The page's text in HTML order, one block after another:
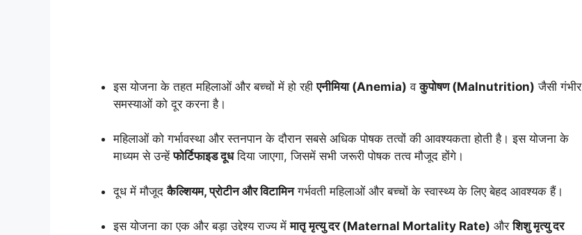
इस योजना के तहत महिलाओं और बच्चों में हो रहीएनीमिया (Anemia) वकुपोषण (Malnutrition) जैसी गंभीर
समस्याओं को दूर करना है।
महिलाओं को गर्भावस्था और स्तनपान के दौरान सबसे अधिक पोषक तत्वों की आवश्यकता होती है। इस योजना के
माध्यम से उन्हेंफोर्टिफाइड दूधदिया जाएगा, जिसमें सभी जरूरी पोषक तत्व मौजूद होंगे।
दूध में मौजूदकैल्शियम, प्रोटीन और विटामिनगर्भवती महिलाओं और बच्चों के स्वास्थ्य के लिए बेहद आवश्यक हैं।
इस योजना का एक और बड़ा उद्देश्य राज्य मेंमातृ मृत्यु दर (Maternal Mortality Rate) औरशिशु मृत्यु दर